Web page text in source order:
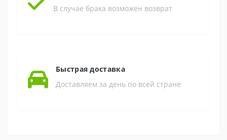
В случае брака возможен возврат
Быстрая доставка
Доставляем за день по всей стране